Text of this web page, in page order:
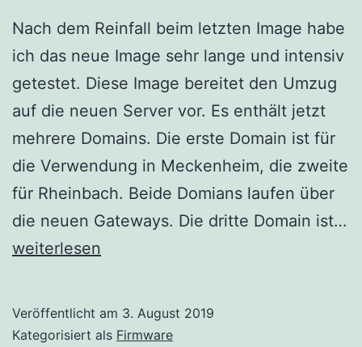
Nach dem Reinfall beim letzten Image habe
ich das neue Image sehr lange und intensiv
getestet. Diese Image bereitet den Umzug
auf die neuen Server vor. Es enthält jetzt
mehrere Domains. Die erste Domain ist für
die Verwendung in Meckenheim, die zweite
für Rheinbach. Beide Domians laufen über
die neuen Gateways. Die dritte Domain ist…
Neues
weiterlesen
Veröffentlicht am 3. August 2019
Kategorisiert als Firmware